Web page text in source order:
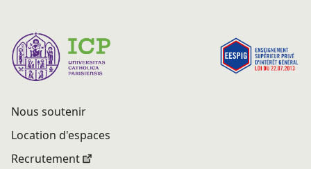
Nous soutenir
Location d'espaces
Recrutement